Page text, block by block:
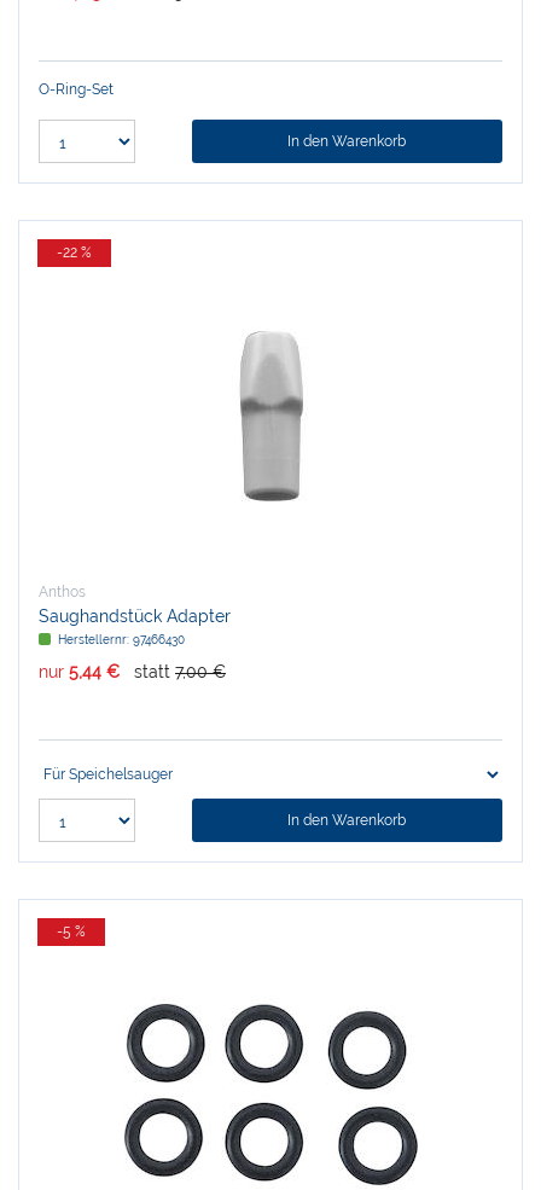
O-Ring-Set
In den Warenkorb
-22 %
Anthos
Saughandstück Adapter
Herstellernr: 97466430
nur 5,44 € statt 7,00 €
In den Warenkorb
-5 %